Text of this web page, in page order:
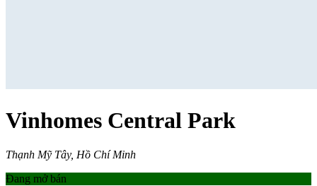
Vinhomes Central Park
Thạnh Mỹ Tây, Hồ Chí Minh
Đang mở bán